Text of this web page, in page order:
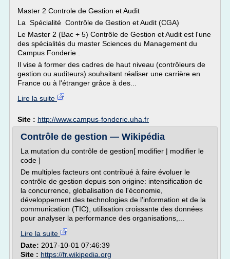
Master 2 Controle de Gestion et Audit
La Spécialité Contrôle de Gestion et Audit (CGA)
Le Master 2 (Bac + 5) Contrôle de Gestion et Audit est l'une
des spécialités du master Sciences du Management du
Campus Fonderie .
Il vise à former des cadres de haut niveau (contrôleurs de
gestion ou auditeurs) souhaitant réaliser une carrière en
France ou à l'étranger grâce à des...
Lire la suite
Site : http://www.campus-fonderie.uha.fr
Contrôle de gestion — Wikipédia
La mutation du contrôle de gestion[ modifier | modifier le
code ]
De multiples facteurs ont contribué à faire évoluer le
contrôle de gestion depuis son origine: intensification de
la concurrence, globalisation de l'économie,
développement des technologies de l'information et de la
communication (TIC), utilisation croissante des données
pour analyser la performance des organisations,...
Lire la suite
Date: 2017-10-01 07:46:39
Site : https://fr.wikipedia.org